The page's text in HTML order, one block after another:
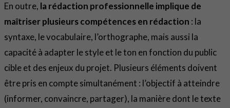
En outre, la rédaction professionnelle implique de
maîtriser plusieurs compétences en rédaction : la
syntaxe, le vocabulaire, l’orthographe, mais aussi la
capacité à adapter le style et le ton en fonction du public
cible et des enjeux du projet. Plusieurs éléments doivent
être pris en compte simultanément : l’objectif à atteindre
(informer, convaincre, partager), la manière dont le texte